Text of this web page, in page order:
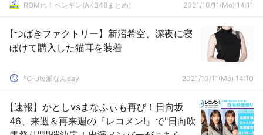
ROMれ！ペンギン(AKB48まとめ) 2021/10/11(Mo) 14:11
【つばきファクトリー】新沼希空、深夜に寝
ぼけて購入した猫耳を装着
℃-ute派なんday 2021/10/11(Mo) 14:10
【速報】かとしvsまなふぃも再び！日向坂
46、来週＆再来週の『レコメン!』で"日向吹